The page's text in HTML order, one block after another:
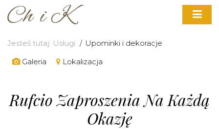
Jesteś tutaj: Usługi
Upominki i dekoracje
Galeria
Lokalizacja
Rufcio Zaproszenia Na Każdą
Okazję